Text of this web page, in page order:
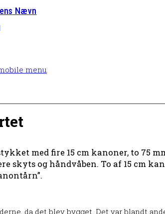
Nævn
menu
med fire 15 cm kanoner, to 75
skyts og håndvåben. To af 15 cm
da det blev bygget. Det var blandt